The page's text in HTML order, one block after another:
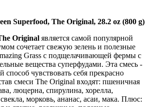
Superfood, The Original, 28.2 oz (800 g)
Original является самой популярной
сочетает свежую зелень и полезные
Grass с подщелачивающей фермы с
вещества суперфудами. Эта смесь -
способ чувствовать себя прекрасно
смеси The Original входят: пшеничная
люцерна, спирулина, хорелла,
морковь, ананас, асаи, мака. Плюс: